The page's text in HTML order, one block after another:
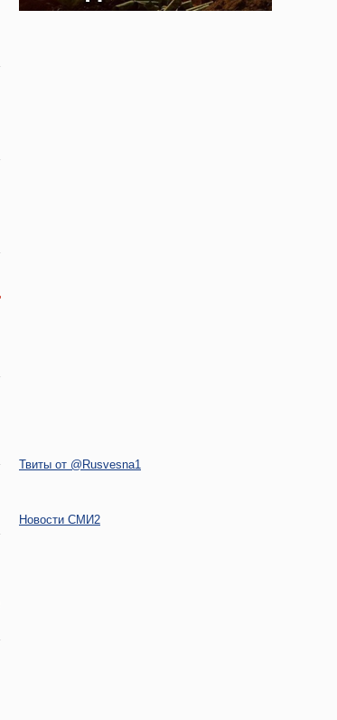
Твиты от @Rusvesna1
Новости СМИ2